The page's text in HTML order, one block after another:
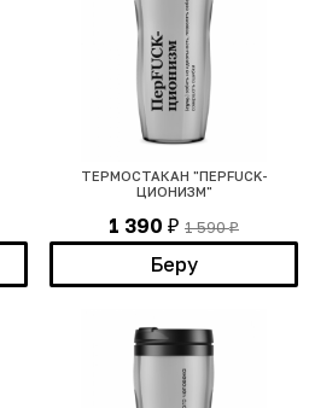
ТЕРМОСТАКАН "ПЕРFUCK-
ЦИОНИЗМ"
1 390 ₽ 1 590₽
Беру